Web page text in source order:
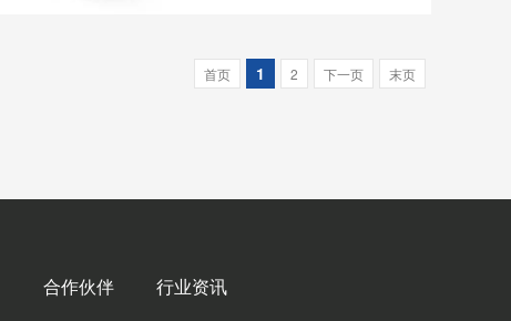
首页 1 2 下一页 末页
合作伙伴 行业资讯